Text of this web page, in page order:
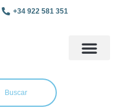
+34 922 581 351
Buscar